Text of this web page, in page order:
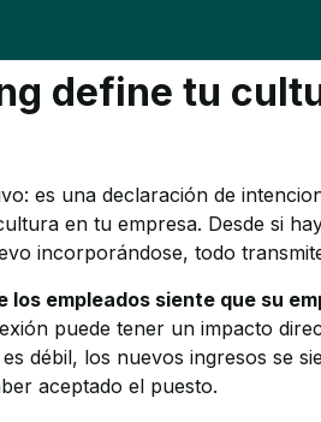
define tu
es una declaración de
en tu empresa. Desde si
incorporándose, todo
los empleados siente que su
puede tener un impacto
débil, los nuevos ingresos se
aceptado el puesto.